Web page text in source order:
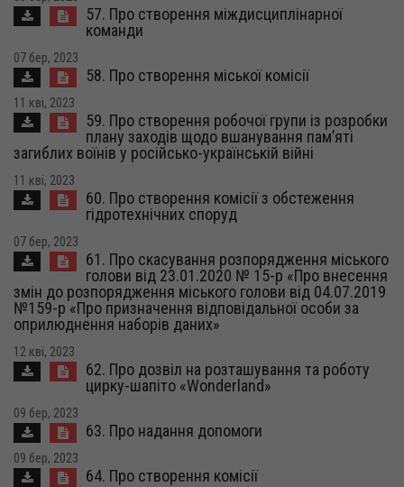
57. Про створення міждисциплінарної
команди
07 бер, 2023
58. Про створення міської комісії
11 кві, 2023
59. Про створення робочої групи із розробки
плану заходів щодо вшанування пам’яті
загиблих воїнів у російсько-українській війні
11 кві, 2023
60. Про створення комісії з обстеження
гідротехнічних споруд
07 бер, 2023
61. Про скасування розпорядження міського
голови від 23.01.2020 № 15-р «Про внесення
змін до розпорядження міського голови від 04.07.2019
№159-р «Про призначення відповідальної особи за
оприлюднення наборів даних»
12 кві, 2023
62. Про дозвіл на розташування та роботу
цирку-шапіто «Wonderland»
09 бер, 2023
63. Про надання допомоги
09 бер, 2023
64. Про створення комісії